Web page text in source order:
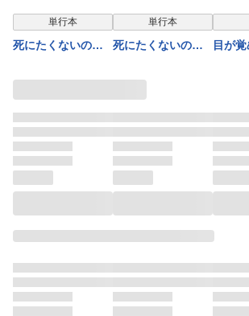
表示制限中
単行本
死にたくないので
にします 2【電子
付】
表示制限中
単行本
死にたくないので
にします 1【電子
付】
目が